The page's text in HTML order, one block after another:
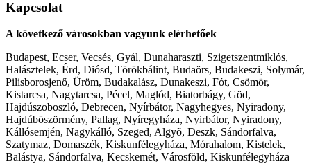
Kapcsolat
A következő városokban vagyunk elérhetőek
Budapest, Ecser, Vecsés, Gyál, Dunaharaszti, Szigetszentmiklós,
Halásztelek, Érd, Diósd, Törökbálint, Budaörs, Budakeszi, Solymár,
Pilisborosjenő, Üröm, Budakalász, Dunakeszi, Fót, Csömör,
Kistarcsa, Nagytarcsa, Pécel, Maglód, Biatorbágy, Göd,
Hajdúszoboszló, Debrecen, Nyírbátor, Nagyhegyes, Nyiradony,
Hajdúböszörmény, Pallag, Nyíregyháza, Nyirbátor, Nyiradony,
Kállósemjén, Nagykálló, Szeged, Algyõ, Deszk, Sándorfalva,
Szatymaz, Domaszék, Kiskunfélegyháza, Mórahalom, Kistelek,
Balástya, Sándorfalva, Kecskemét, Városföld, Kiskunfélegyháza